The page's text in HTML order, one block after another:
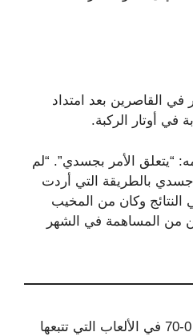
في القاصرين بعد امتداد
في أوتار الركبة.
“يتعلق الأمر بجسدي”. “لم
بالطريقة التي أردت
النتائج وكان من المخيب
من المساهمة في الشهر
أنهى فريق Mets الموسم 0-70 في الألعاب التي تتبعها